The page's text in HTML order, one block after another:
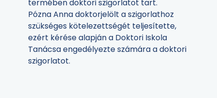
termében doktori szigorlatot tart.
Pózna Anna doktorjelölt a szigorlathoz
szükséges kötelezettségét teljesítette,
ezért kérése alapján a Doktori Iskola
Tanácsa engedélyezte számára a doktori
szigorlatot.